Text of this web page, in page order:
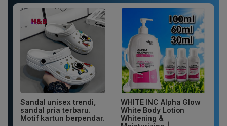
Sandal unisex trendi,
sandal pria terbaru.
Motif kartun berpendar.
WHITE INC Alpha Glow
White Body Lotion
Whitening &